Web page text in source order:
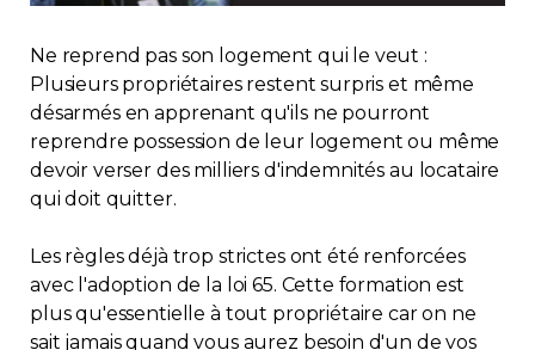
Copropriété
Environnement
Rabais APQ
App APQ
Médias
FAQ
Ne reprend pas son logement qui le veut :
Plusieurs propriétaires restent surpris et même
désarmés en apprenant qu'ils ne pourront
reprendre possession de leur logement ou même
devoir verser des milliers d'indemnités au locataire
qui doit quitter.
Les règles déjà trop strictes ont été renforcées
avec l'adoption de la loi 65. Cette formation est
plus qu'essentielle à tout propriétaire car on ne
sait jamais quand vous aurez besoin d'un de vos